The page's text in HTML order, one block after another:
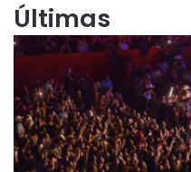
Últimas